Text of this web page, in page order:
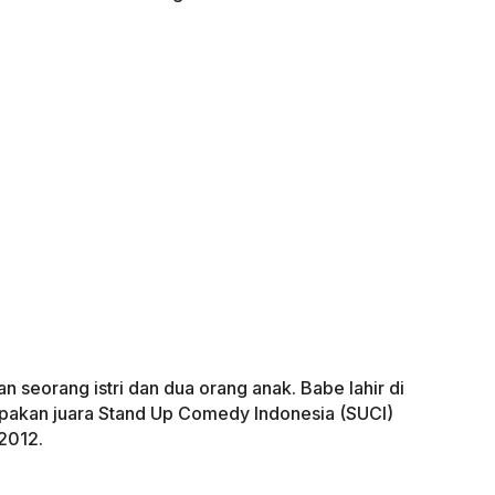
seorang istri dan dua orang anak. Babe lahir di
juara Stand Up Comedy Indonesia (SUCI)